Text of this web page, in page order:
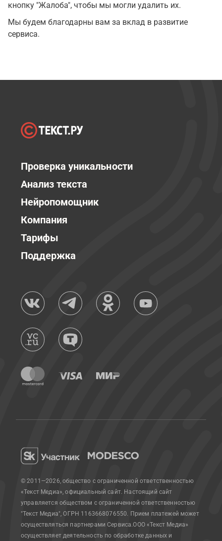
кнопку "Жалоба", чтобы мы могли удалить их.
Мы будем благодарны вам за вклад в развитие
сервиса.
Проверка уникальности
Анализ текста
Нейропомощник
Компания
Тарифы
Поддержка
© 2011—2026, общество с ограниченной ответственностью
«Текст Медиа», официальный сайт. Настоящий сайт
управляется обществом с ограниченной ответственностью
"Текст Медиа", ОГРН 1163668076550. Прием платежей может
осуществляться партнерами Сервиса.ООО «Текст Медиа»
осуществляет деятельность по обработке данных и